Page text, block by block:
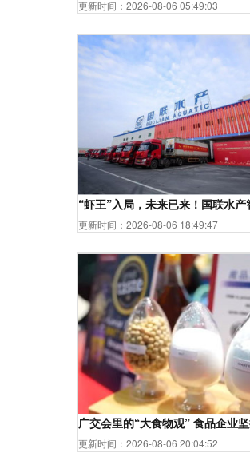
更新时间：2026-08-06 05:49:03
“虾王”入局，未来已来！国联水
更新时间：2026-08-06 18:49:47
广交会里的“大食物观” 食品企业
更新时间：2026-08-06 20:04:52